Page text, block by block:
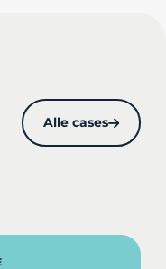
Alle cases